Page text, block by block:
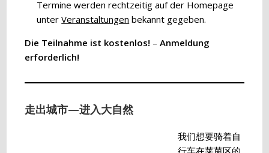
Termine werden rechtzeitig auf der Homepage
unterVeranstaltungen bekannt gegeben.
Die Teilnahme ist kostenlos! –Anmeldung
erforderlich!
走出城市—进入大自然
我们想要骑着自
行车在莱茵区的